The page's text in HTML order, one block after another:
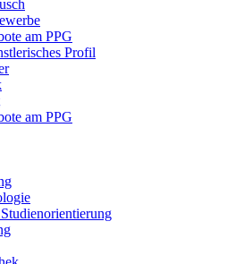
am PPG
Profil
am PPG